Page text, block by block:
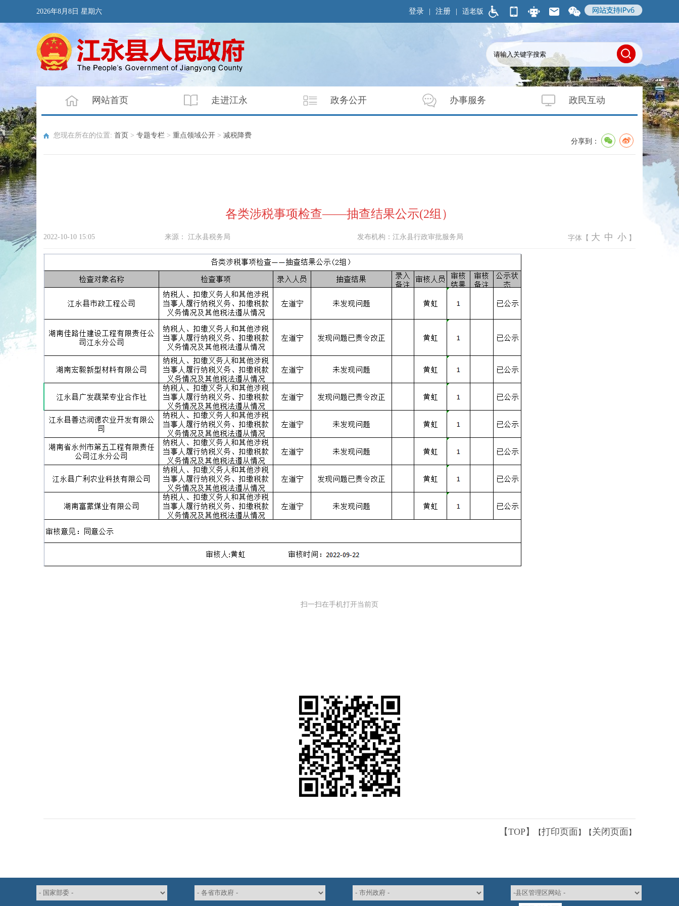
2026年8月8日 星期六 适老版
登录 | 注册 |
网站首页 走进江永 政务公开 办事服务 政民互动
您现在所在的位置: 首页 > 专题专栏 > 重点领域公开 > 减税降费
分享到：
各类涉税事项检查——抽查结果公示(2组）
2022-10-10 15:05 来源：江永县税务局 发布机构：江永县行政审批服务局 字体【 大 中 小 】
扫一扫在手机打开当前页
【TOP】 【打印页面 】【 关闭页面 】